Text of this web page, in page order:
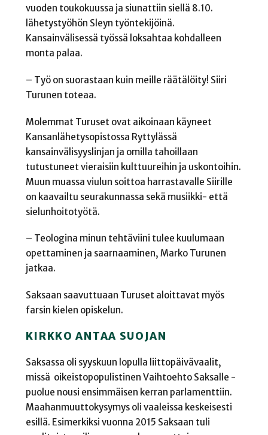
vuoden toukokuussa ja siunattiin siellä 8.10.
lähetystyöhön Sleyn työntekijöinä.
Kansainvälisessä työssä loksahtaa kohdalleen
monta palaa.
– Työ on suorastaan kuin meille räätälöity! Siiri
Turunen toteaa.
Molemmat Turuset ovat aikoinaan käyneet
Kansanlähetysopistossa Ryttylässä
kansainvälisyyslinjan ja omilla tahoillaan
tutustuneet vieraisiin kulttuureihin ja uskontoihin.
Muun muassa viulun soittoa harrastavalle Siirille
on kaavailtu seurakunnassa sekä musiikki- että
sielunhoitotyötä.
– Teologina minun tehtäviini tulee kuulumaan
opettaminen ja saarnaaminen, Marko Turunen
jatkaa.
Saksaan saavuttuaan Turuset aloittavat myös
farsin kielen opiskelun.
KIRKKO ANTAA SUOJAN
Saksassa oli syyskuun lopulla liittopäivävaalit,
missä oikeistopopulistinen Vaihtoehto Saksalle -
puolue nousi ensimmäisen kerran parlamenttiin.
Maahanmuuttokysymys oli vaaleissa keskeisesti
esillä. Esimerkiksi vuonna 2015 Saksaan tuli